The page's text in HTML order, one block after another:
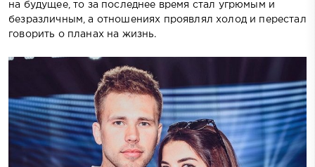
на будущее, то за последнее время стал угрюмым и
безразличным, а отношениях проявлял холод и перестал
говорить о планах на жизнь.